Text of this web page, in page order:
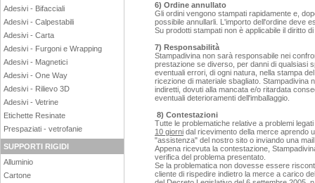
Adesivi - Bifacciali
Adesivi - Calpestabili
Adesivi - Carta
Adesivi - Furgoni e Wrapping
Adesivi - Magnetici
Adesivi - One Way
Adesivi - Rilievo 3D
Adesivi - Vetrine
Etichette Resinate
Prespaziati - vetrofanie
SUPPORTI RIGIDI
Alluminio
Cartone
6) Ordine annullato
Gli ordini vengono stampati rapidamente e,
possibile annullarli. L'importo dell'ordine deve
Su prodotti stampati non è applicabile il diritto
7) Responsabilità
Stampadivina non sarà responsabile nei
prestazione se diverso, per danni di qualsiasi
eventuali errori, di ogni natura, nella stampa
ricezione di materiale sbagliato. Stampadivina
indiretti, dovuti alla mancata e/o ritardata
eventuali deterioramenti dell'imballaggio.
8) Contestazioni
Tutte le problematiche relative a problemi
10 giorni dal ricevimento della merce aprendo
"assistenza" del nostro sito o inviando una
Appena ricevuta la contestazione,
verifica del problema presentato.
Se la problematica non dovesse essere
cliente di rispedire indietro la merce a carico